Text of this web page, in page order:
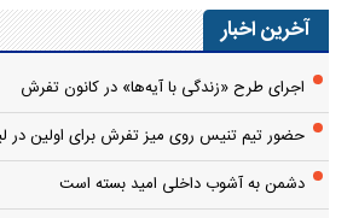
آخرین اخبار
اجرای طرح «زندگی با آیه‌ها» در کانون تفرش
حضور تیم تنیس روی میز تفرش برای اولین
دشمن به آشوب داخلی امید بسته است